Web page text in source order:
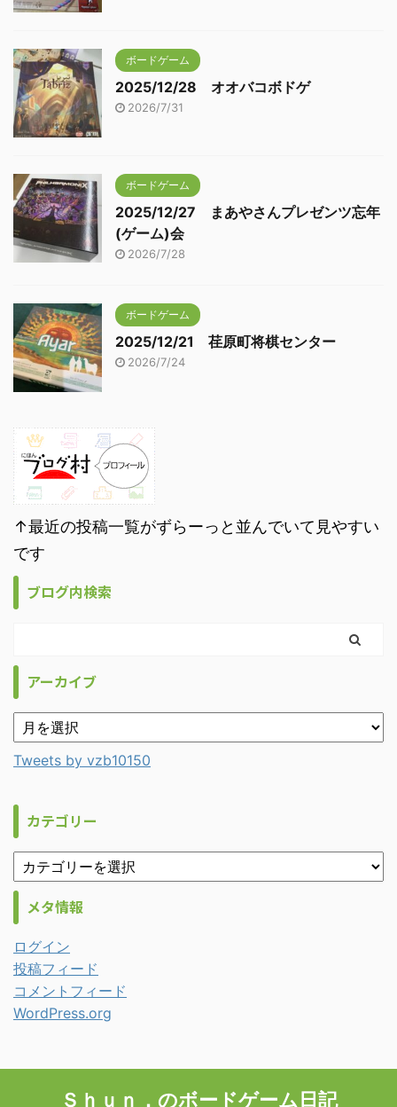
ボードゲーム
2025/12/28 オオバコボドゲ
2026/7/31
ボードゲーム
2025/12/27 まあやさんプレゼンツ忘年
(ゲーム)会
2026/7/28
ボードゲーム
2025/12/21 荏原町将棋センター
2026/7/24
↑最近の投稿一覧がずらーっと並んでいて見やすい
です
ブログ内検索
アーカイブ
Tweets by vzb10150
カテゴリー
メタ情報
ログイン
投稿フィード
コメントフィード
WordPress.org
Ｓｈｕｎ．のボードゲーム日記